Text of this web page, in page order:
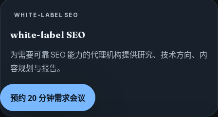
WHITE-LABEL SEO
white-label SEO
为需要可靠 SEO 能力的代理机构提供研究、技术方向、内
容规划与报告。
查看服务
预约 20 分钟需求会议